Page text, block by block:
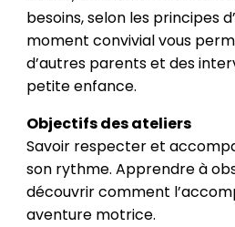
besoins, selon les principes
moment convivial vous
d’autres parents et des
petite enfance.
Objectifs des ateliers
Savoir respecter et
son rythme. Apprendre à
découvrir comment
aventure motrice.